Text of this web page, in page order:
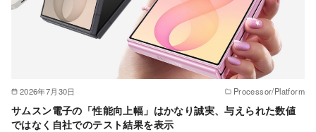
2026年7月30日 Processor/Platform
サムスン電子の「性能向上幅」はかなり誠実、与えられた数値
ではなく自社でのテスト結果を表示